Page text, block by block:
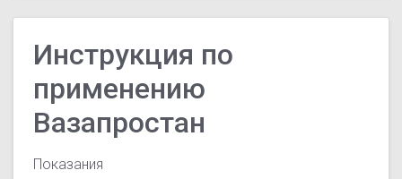
Инструкция по
применению
Вазапростан
Показания